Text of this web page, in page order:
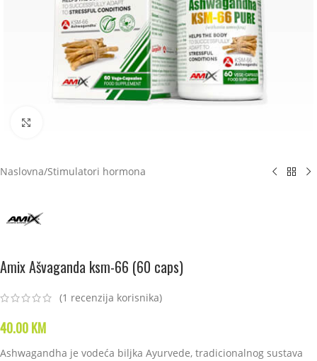
Naslovna/Stimulatori hormona
Amix Ašvaganda ksm-66 (60 caps)
(1 recenzija korisnika)
40.00KM
Ashwagandha je vodeća biljka Ayurvede, tradicionalnog sustava